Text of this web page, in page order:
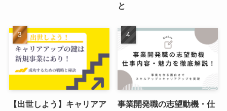
と
【出世しよう】キャリアア
事業開発職の志望動機・仕